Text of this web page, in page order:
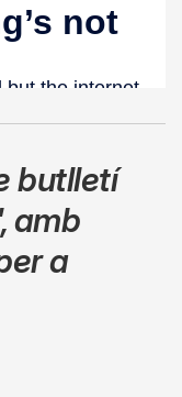
butlletí
,amb
a